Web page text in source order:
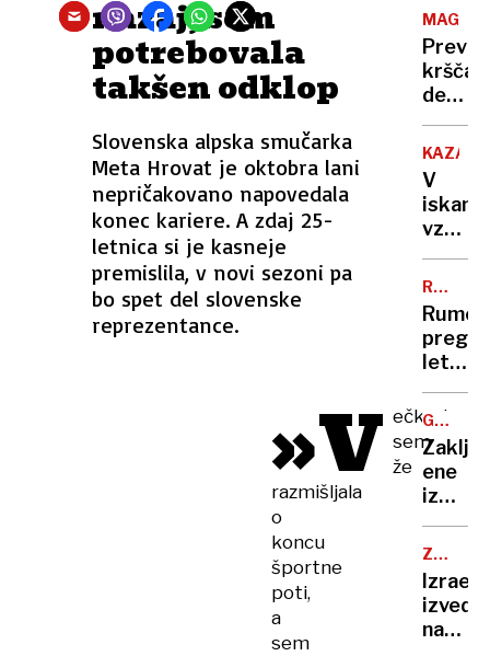
nazaj, sem
potrebovala
takšen odklop
Slovenska alpska smučarka
Meta Hrovat je oktobra lani
nepričakovano napovedala
konec kariere. A zdaj 25-
letnica si je kasneje
premislila, v novi sezoni pa
bo spet del slovenske
reprezentance.
»V ečkrat
sem
že
razmišljala
o
koncu
športne
poti,
a
sem
bodo
tehtali
starši
AfD
pa z
vsemi
topovi
V
iskanju
vzroka
za
letala
prst
uperili
v
rusko
zračno
RUMENE
NOVICE
leta:
Nataša
Pirc
Musar
je
pela,
Robert
Golob
uplenil
GORSKO
ene
izmed
akcij,
našli
ZRAČNI
NAPAD
Izrael
izvedel
napad